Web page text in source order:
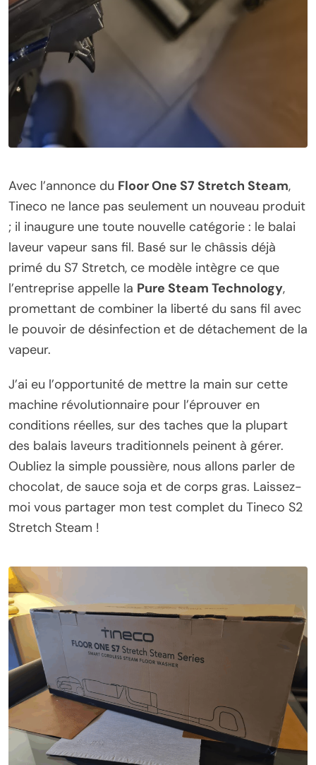
Avec l’annonce du Floor One S7 Stretch Steam,
Tineco ne lance pas seulement un nouveau produit
; il inaugure une toute nouvelle catégorie : le balai
laveur vapeur sans fil. Basé sur le châssis déjà
primé du S7 Stretch, ce modèle intègre ce que
l’entreprise appelle la Pure Steam Technology,
promettant de combiner la liberté du sans fil avec
le pouvoir de désinfection et de détachement de la
vapeur.
J’ai eu l’opportunité de mettre la main sur cette
machine révolutionnaire pour l’éprouver en
conditions réelles, sur des taches que la plupart
des balais laveurs traditionnels peinent à gérer.
Oubliez la simple poussière, nous allons parler de
chocolat, de sauce soja et de corps gras. Laissez-
moi vous partager mon test complet du Tineco S2
Stretch Steam !